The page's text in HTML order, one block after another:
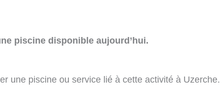
piscine disponible aujourd’hui.
une piscine ou service lié à cette activité à Uzerche.